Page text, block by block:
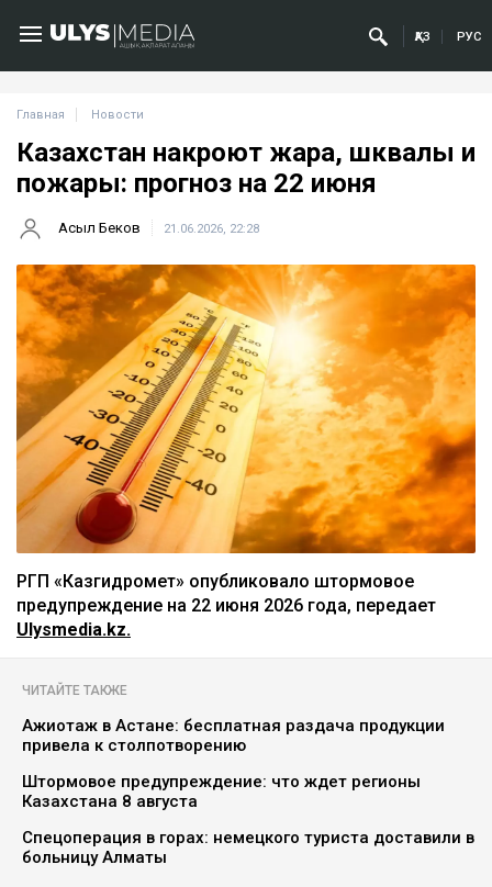
ҚАЗ РУС
Главная Новости
Казахстан накроют жара, шквалы и
пожары: прогноз на 22 июня
Асыл Беков 21.06.2026, 22:28
РГП «Казгидромет» опубликовало штормовое
предупреждение на 22 июня 2026 года, передает
Ulysmedia.kz.
ЧИТАЙТЕ ТАКЖЕ
Ажиотаж в Астане: бесплатная раздача продукции
привела к столпотворению
Штормовое предупреждение: что ждет регионы
Казахстана 8 августа
Спецоперация в горах: немецкого туриста доставили в
больницу Алматы